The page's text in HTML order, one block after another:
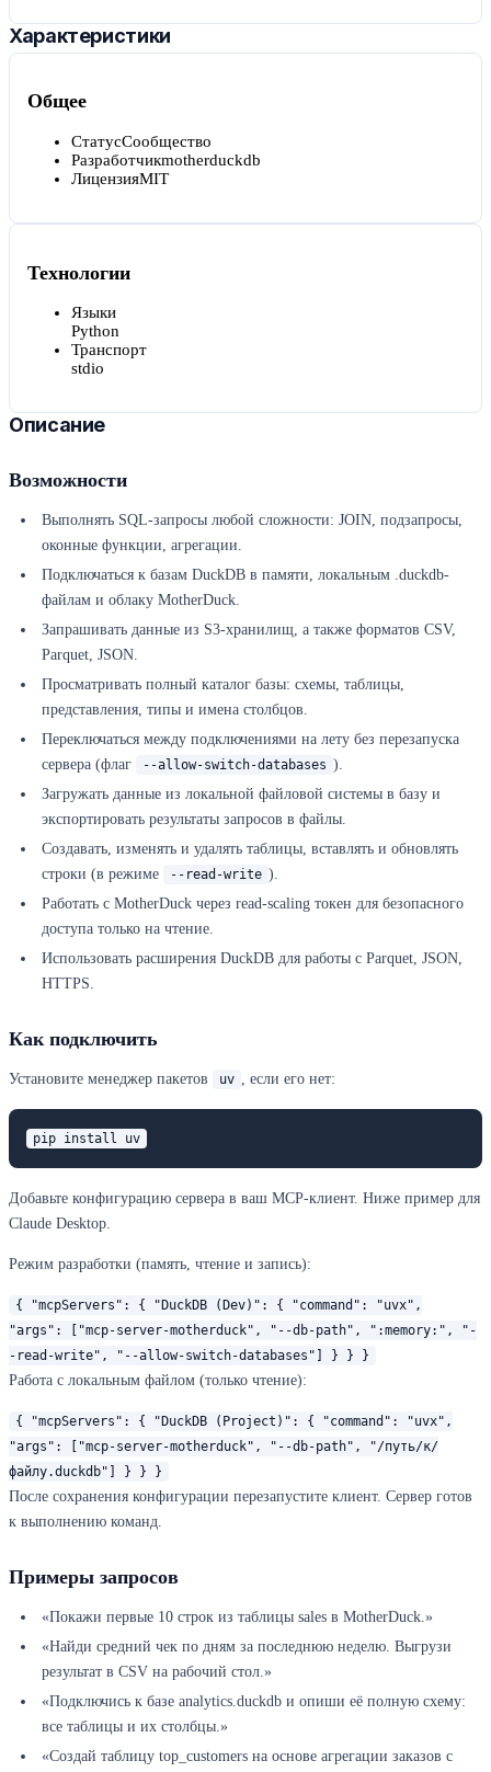
Характеристики
Общее
СтатусСообщество
Разработчикmotherduckdb
ЛицензияMIT
Технологии
Языки
Python
Транспорт
stdio
Описание
Возможности
Выполнять SQL-запросы любой сложности: JOIN, подзапросы,
оконные функции, агрегации.
Подключаться к базам DuckDB в памяти, локальным .duckdb-
файлам и облаку MotherDuck.
Запрашивать данные из S3-хранилищ, а также форматов CSV,
Parquet, JSON.
Просматривать полный каталог базы: схемы, таблицы,
представления, типы и имена столбцов.
Переключаться между подключениями на лету без перезапуска
сервера (флаг
--allow-switch-databases ).
Загружать данные из локальной файловой системы в базу и
экспортировать результаты запросов в файлы.
Создавать, изменять и удалять таблицы, вставлять и обновлять
строки (в режиме
--read-write ).
Работать с MotherDuck через read-scaling токен для безопасного
доступа только на чтение.
Использовать расширения DuckDB для работы с Parquet, JSON,
HTTPS.
Как подключить
Установите менеджер пакетов uv , если его нет:
pip install uv
Добавьте конфигурацию сервера в ваш MCP-клиент. Ниже пример для
Claude Desktop.
Режим разработки (память, чтение и запись):
{ "mcpServers": { "DuckDB (Dev)": { "command": "uvx",
"args": ["mcp-server-motherduck", "--db-path", ":memory:", "-
-read-write", "--allow-switch-databases"] } } }
Работа с локальным файлом (только чтение):
{ "mcpServers": { "DuckDB (Project)": { "command": "uvx",
"args": ["mcp-server-motherduck", "--db-path", "/путь/к/
файлу.duckdb"] } } }
После сохранения конфигурации перезапустите клиент. Сервер готов
к выполнению команд.
Примеры запросов
«Покажи первые 10 строк из таблицы sales в MotherDuck.»
«Найди средний чек по дням за последнюю неделю. Выгрузи
результат в CSV на рабочий стол.»
«Подключись к базе analytics.duckdb и опиши её полную схему:
все таблицы и их столбцы.»
«Создай таблицу top_customers на основе агрегации заказов с